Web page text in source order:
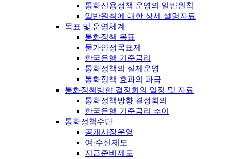
통화신용정책 운영의 일반원칙
일반원칙에 대한 상세 설명자료
목표 및 운영체계
통화정책 목표
물가안정목표제
한국은행 기준금리
통화정책의 실제운영
통화정책 효과의 파급
통화정책방향 결정회의 일정 및 자료
통화정책방향 결정회의
한국은행 기준금리 추이
통화정책수단
공개시장운영
여·수신제도
지급준비제도